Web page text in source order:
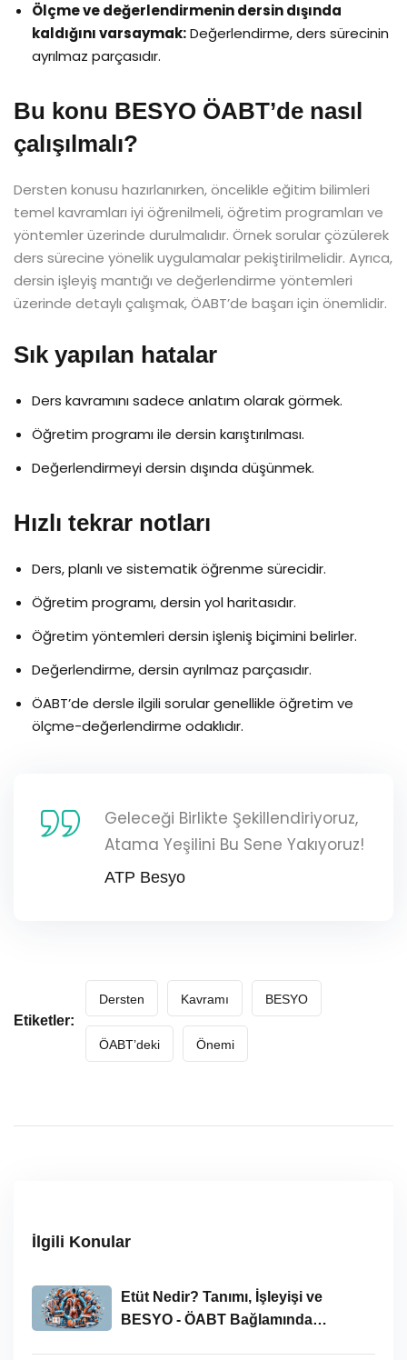
Ölçme ve değerlendirmenin dersin dışında
kaldığını varsaymak:Değerlendirme, ders sürecinin
ayrılmaz parçasıdır.
Bu konu BESYO ÖABT’de nasıl
çalışılmalı?
Dersten konusu hazırlanırken, öncelikle eğitim bilimleri
temel kavramları iyi öğrenilmeli, öğretim programları ve
yöntemler üzerinde durulmalıdır. Örnek sorular çözülerek
ders sürecine yönelik uygulamalar pekiştirilmelidir. Ayrıca,
dersin işleyiş mantığı ve değerlendirme yöntemleri
üzerinde detaylı çalışmak, ÖABT’de başarı için önemlidir.
Sık yapılan hatalar
Ders kavramını sadece anlatım olarak görmek.
Öğretim programı ile dersin karıştırılması.
Değerlendirmeyi dersin dışında düşünmek.
Hızlı tekrar notları
Ders, planlı ve sistematik öğrenme sürecidir.
Öğretim programı, dersin yol haritasıdır.
Öğretim yöntemleri dersin işleniş biçimini belirler.
Değerlendirme, dersin ayrılmaz parçasıdır.
ÖABT’de dersle ilgili sorular genellikle öğretim ve
ölçme-değerlendirme odaklıdır.
Geleceği Birlikte Şekillendiriyoruz,
Atama Yeşilini Bu Sene Yakıyoruz!
ATP Besyo
Etiketler:
Dersten Kavramı BESYO
ÖABT’deki Önemi
İlgili Konular
Etüt Nedir? Tanımı, İşleyişi ve
BESYO - ÖABT Bağlamında